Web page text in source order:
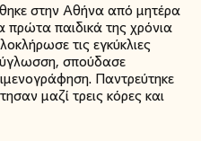
στην Αθήνα από μητέρα
πρώτα παιδικά της χρόνια
τις εγκύκλιες
σπούδασε
Παντρεύτηκε
μαζί τρεις κόρες και